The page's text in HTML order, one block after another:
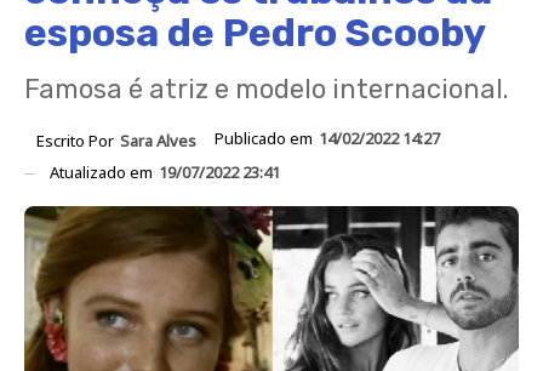
esposa de Pedro Scooby
Famosa é atriz e modelo internacional.
Escrito Por Sara Alves Publicado em 14/02/2022 14:27
Atualizado em 19/07/2022 23:41